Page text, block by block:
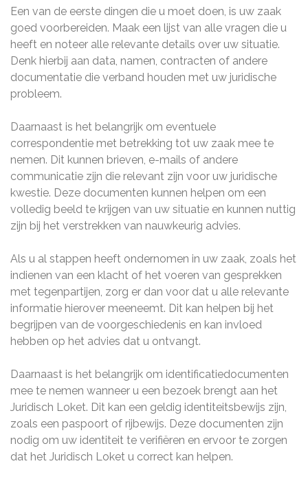
Een van de eerste dingen die u moet doen, is uw zaak
goed voorbereiden. Maak een lijst van alle vragen die u
heeft en noteer alle relevante details over uw situatie.
Denk hierbij aan data, namen, contracten of andere
documentatie die verband houden met uw juridische
probleem.
Daarnaast is het belangrijk om eventuele
correspondentie met betrekking tot uw zaak mee te
nemen. Dit kunnen brieven, e-mails of andere
communicatie zijn die relevant zijn voor uw juridische
kwestie. Deze documenten kunnen helpen om een
volledig beeld te krijgen van uw situatie en kunnen nuttig
zijn bij het verstrekken van nauwkeurig advies.
Als u al stappen heeft ondernomen in uw zaak, zoals het
indienen van een klacht of het voeren van gesprekken
met tegenpartijen, zorg er dan voor dat u alle relevante
informatie hierover meeneemt. Dit kan helpen bij het
begrijpen van de voorgeschiedenis en kan invloed
hebben op het advies dat u ontvangt.
Daarnaast is het belangrijk om identificatiedocumenten
mee te nemen wanneer u een bezoek brengt aan het
Juridisch Loket. Dit kan een geldig identiteitsbewijs zijn,
zoals een paspoort of rijbewijs. Deze documenten zijn
nodig om uw identiteit te verifiëren en ervoor te zorgen
dat het Juridisch Loket u correct kan helpen.